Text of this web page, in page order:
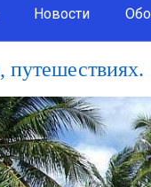
Новости
путешествиях.